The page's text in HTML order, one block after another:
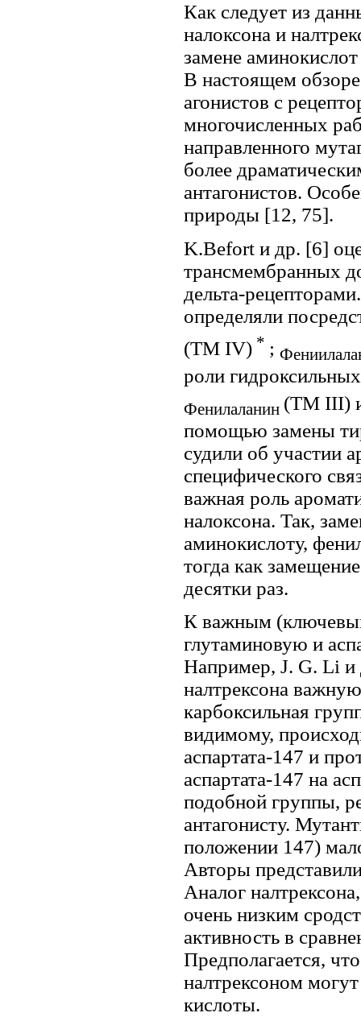
Как следует из
налоксона и
замене
В настоящем обзоре
агонистов с
многочисленных
направленного
более
антагонистов.
природы [12, 75].
K.Befort и др. [6]
трансмембранных
дельта-
определяли
(ТМ IV) * ;
роли
Фенилаланин (ТМ III)
помощью замены
судили об участии
специфического
важная роль
налоксона. Так,
аминокислоту,
тогда как
десятки раз.
К важным
глутаминовую и
Например, J. G. Li и
налтрексона
карбоксильная
видимому,
аспартата-147 и
аспартата-147 на
подобной группы,
антагонисту.
положении 147)
Авторы
Аналог
очень низким
активность в
Предполагается,
налтрексоном
кислоты.